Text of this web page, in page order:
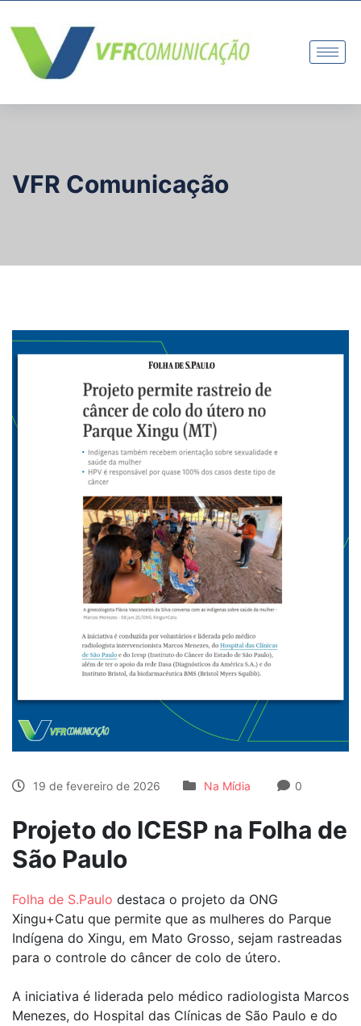
VFR Comunicação
19 de fevereiro de 2026 Na Mídia 0
Projeto do ICESP na Folha de
São Paulo
Folha de S.Paulo destaca o projeto da ONG
Xingu+Catu que permite que as mulheres do Parque
Indígena do Xingu, em Mato Grosso, sejam rastreadas
para o controle do câncer de colo de útero.
A iniciativa é liderada pelo médico radiologista Marcos
Menezes, do Hospital das Clínicas de São Paulo e do